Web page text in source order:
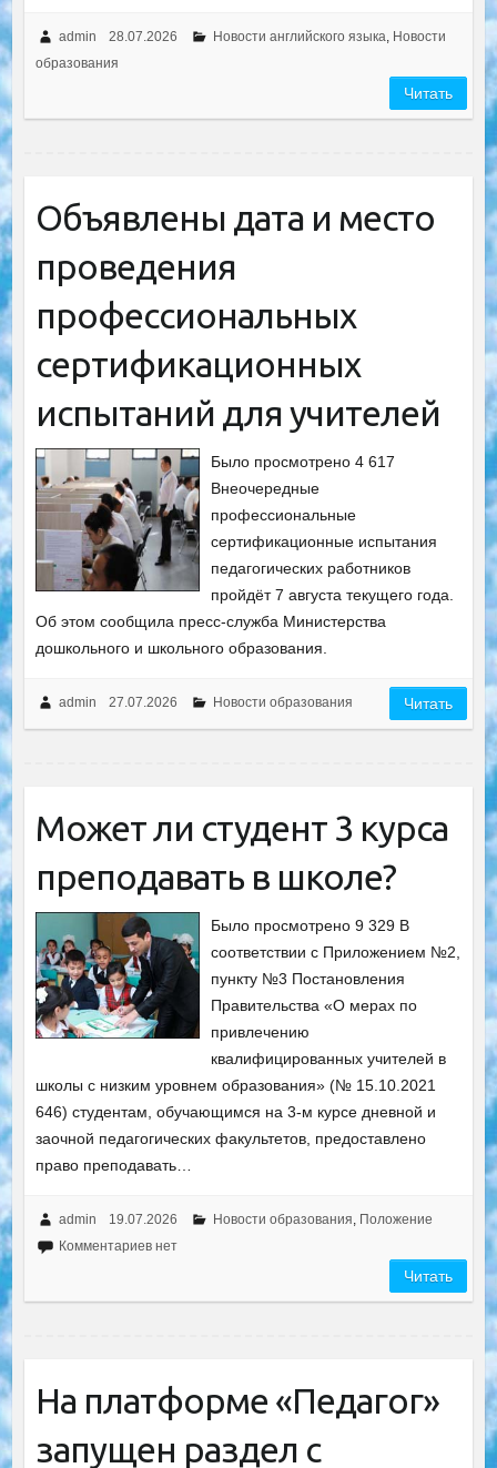
admin 28.07.2026 Новости английского языка, Новости
образования
Читать
Объявлены дата и место
проведения
профессиональных
сертификационных
испытаний для учителей
Было просмотрено 4 617
Внеочередные
профессиональные
сертификационные испытания
педагогических работников
пройдёт 7 августа текущего года.
Об этом сообщила пресс-служба Министерства
дошкольного и школьного образования.
admin 27.07.2026 Новости образования Читать
Может ли студент 3 курса
преподавать в школе?
Было просмотрено 9 329 В
соответствии с Приложением №2,
пункту №3 Постановления
Правительства «О мерах по
привлечению
квалифицированных учителей в
школы с низким уровнем образования» (№ 15.10.2021
646) студентам, обучающимся на 3-м курсе дневной и
заочной педагогических факультетов, предоставлено
право преподавать…
admin 19.07.2026 Новости образования, Положение
Комментариев нет
Читать
На платформе «Педагог»
запущен раздел с